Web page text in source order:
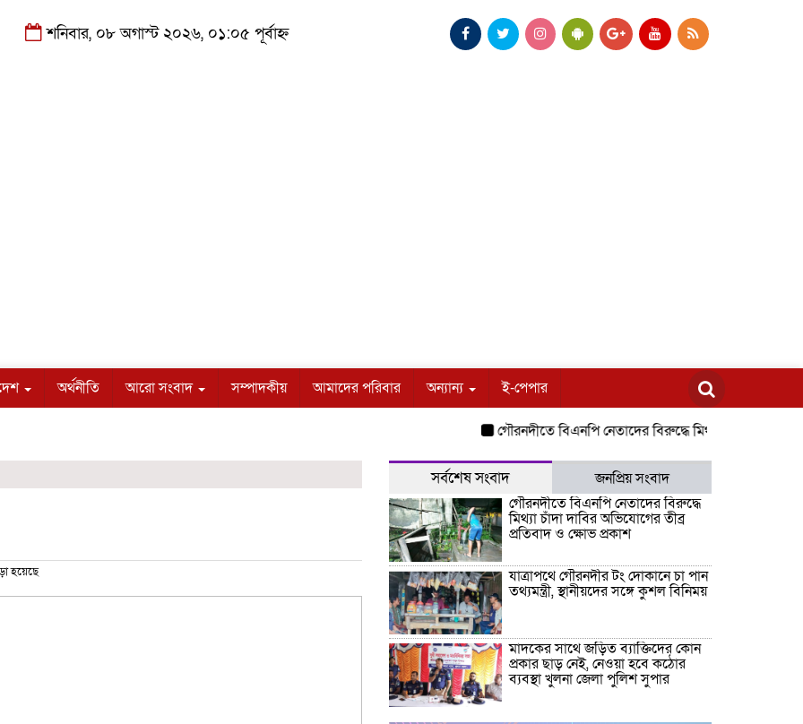
শনিবার, ০৮ অগাস্ট ২০২৬, ০১:০৫ পূর্বাহ্ন
অর্থনীতি আরো সংবাদ সম্পাদকীয় আমাদের পরিবার অন্যান্য ই-পেপার
গৌরনদীতে বিএনপি নেতাদের বিরুদ্ধে মিথ্যা চাঁদা দাবির
হয়েছে
সর্বশেষ সংবাদ
জনপ্রিয় সংবাদ
গৌরনদীতে বিএনপি নেতাদের বিরুদ্ধে
মিথ্যা চাঁদা দাবির অভিযোগের তীব্র
প্রতিবাদ ও ক্ষোভ প্রকাশ
যাত্রাপথে গৌরনদীর টং দোকানে চা পান
তথ্যমন্ত্রী, স্থানীয়দের সঙ্গে কুশল বিনিময়
মাদকের সাথে জড়িত ব্যাক্তিদের কোন
প্রকার ছাড় নেই, নেওয়া হবে কঠোর
ব্যবস্থা খুলনা জেলা পুলিশ সুপার